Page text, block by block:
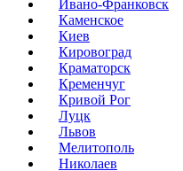
Ивано-Франковск
Каменское
Киев
Кировоград
Краматорск
Кременчуг
Кривой Рог
Луцк
Львов
Мелитополь
Николаев